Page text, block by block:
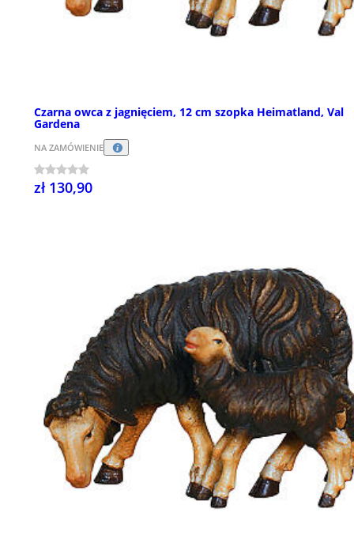
Czarna owca z jagnięciem, 12 cm szopka Heimatland, Val
Gardena
NA ZAMÓWIENIE
zł 130,90